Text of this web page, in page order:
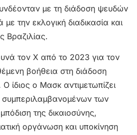
με τη διάδοση ψευδών
την εκλογική διαδικασία και
Βραζιλίας.
τον X από το 2023 για τον
βοήθεια στη διάδοση
ο Μασκ αντιμετωπίζει
των
της δικαιοσύνης,
οργάνωση και υποκίνηση